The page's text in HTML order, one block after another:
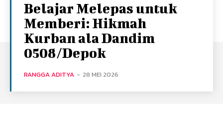
Belajar Melepas untuk
Memberi: Hikmah
Kurban ala Dandim
0508/Depok
RANGGA ADITYA - 28 MEI 2026